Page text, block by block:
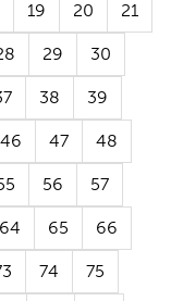
19 20 21
29 30
38 39
46 47 48
56 57
64 65 66
74 75